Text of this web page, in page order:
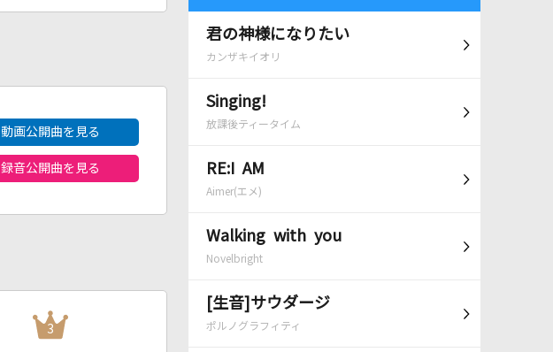
君の神様になりたい
カンザキイオリ
Singing!
放課後ティータイム
RE:I AM
Aimer(エメ)
Walking with you
Novelbright
[生音]サウダージ
ポルノグラフィティ
動画公開曲を見る
録音公開曲を見る
3